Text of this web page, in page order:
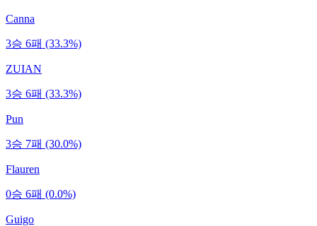
Canna
3승 6패 (33.3%)
ZUIAN
3승 6패 (33.3%)
Pun
3승 7패 (30.0%)
Flauren
0승 6패 (0.0%)
Guigo